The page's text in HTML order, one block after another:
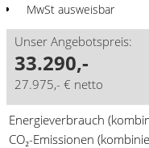
MwSt ausweisbar
Unser Angebotspreis:
33.290,-
27.975,- € netto
Energieverbrauch
CO₂-Emissionen